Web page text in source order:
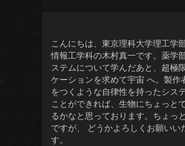
こんにちは、東京理科大学理工学
情報工学科の木村真一です。薬学
ステムについて学んだあと、超極
ケーションを求めて宇宙 へ。製作
をつくような自律性を持ったシス
ことができれば、生物にちょっと
るかなと思っております。ちょっ
ですが、 どうかよろしくお願いい
す。